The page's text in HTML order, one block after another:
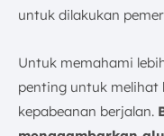
untuk dilakukan
Untuk memahami
penting untuk melihat
kepabeanan berjalan.